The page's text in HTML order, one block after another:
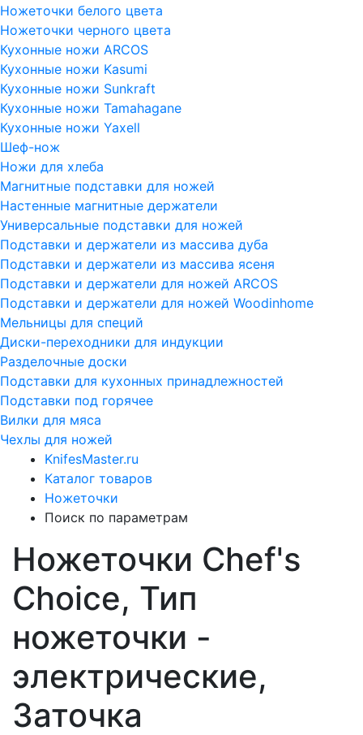
Ножеточки белого цвета
Ножеточки черного цвета
Кухонные ножи ARCOS
Кухонные ножи Kasumi
Кухонные ножи Sunkraft
Кухонные ножи Tamahagane
Кухонные ножи Yaxell
Шеф-нож
Ножи для хлеба
Магнитные подставки для ножей
Настенные магнитные держатели
Универсальные подставки для ножей
Подставки и держатели из массива дуба
Подставки и держатели из массива ясеня
Подставки и держатели для ножей ARCOS
Подставки и держатели для ножей Woodinhome
Мельницы для специй
Диски-переходники для индукции
Разделочные доски
Подставки для кухонных принадлежностей
Подставки под горячее
Вилки для мяса
Чехлы для ножей
KnifesMaster.ru
Каталог товаров
Ножеточки
Поиск по параметрам
Ножеточки Chef's
Choice, Тип
ножеточки -
электрические,
Заточка